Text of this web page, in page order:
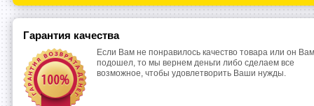
Гарантия качества
Если Вам не понравилось качество товара или он
подошел, то мы вернем деньги либо сделаем все
возможное, чтобы удовлетворить Ваши нужды.